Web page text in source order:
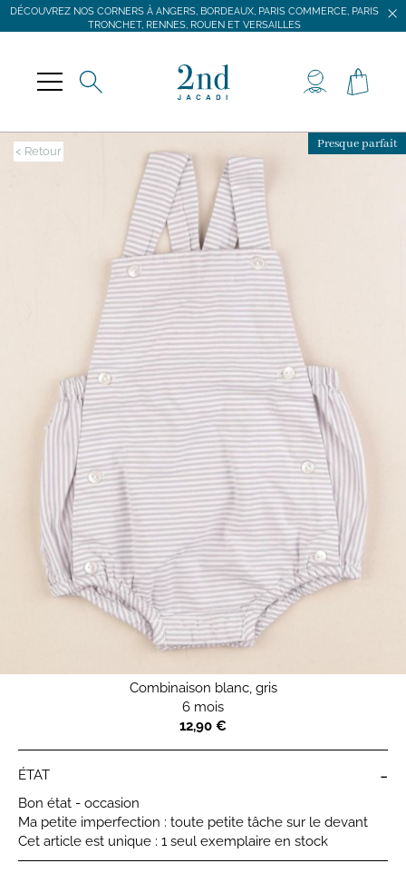
DÉCOUVREZ NOS CORNERS À ANGERS, BORDEAUX, PARIS COMMERCE, PARIS
TRONCHET, RENNES, ROUEN ET VERSAILLES
DÉCOUVREZ NOS CORNERS À ANGERS, BORDEAUX, PARIS COMMERCE, PARIS
TRONCHET, RENNES, ROUEN ET VERSAILLES
< Retour Presque parfait
Combinaison blanc, gris
6 mois
12,90 €
ÉTAT -
Bon état - occasion
Ma petite imperfection : toute petite tâche sur le devant
Cet article est unique : 1 seul exemplaire en stock